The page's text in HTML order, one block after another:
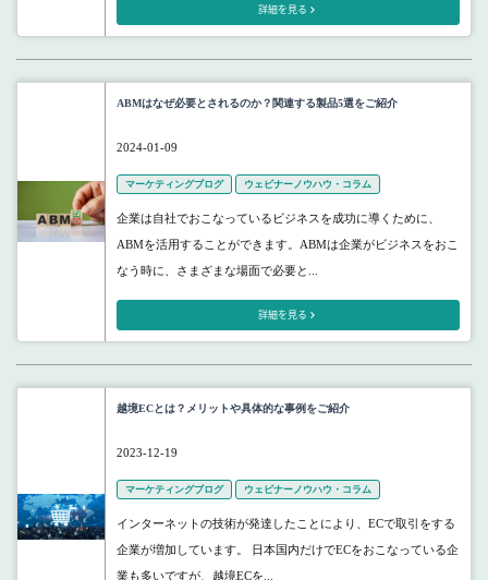
詳細を見る
ABMはなぜ必要とされるのか？関連する製品5選をご紹介
2024-01-09
マーケティングブログ ウェビナーノウハウ・コラム
企業は自社でおこなっているビジネスを成功に導くために、
ABMを活用することができます。ABMは企業がビジネスをおこ
なう時に、さまざまな場面で必要と...
詳細を見る
越境ECとは？メリットや具体的な事例をご紹介
2023-12-19
マーケティングブログ ウェビナーノウハウ・コラム
インターネットの技術が発達したことにより、ECで取引をする
企業が増加しています。 日本国内だけでECをおこなっている企
業も多いですが、越境ECを...